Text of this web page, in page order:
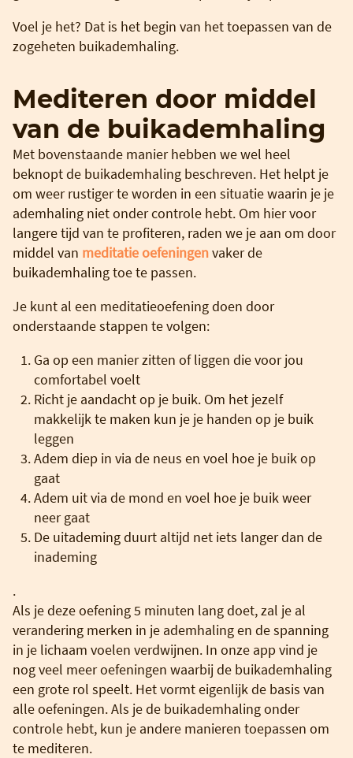
Voel je het? Dat is het begin van het toepassen van de
zogeheten buikademhaling.
Mediteren door middel
van de buikademhaling
Met bovenstaande manier hebben we wel heel
beknopt de buikademhaling beschreven. Het helpt je
om weer rustiger te worden in een situatie waarin je je
ademhaling niet onder controle hebt. Om hier voor
langere tijd van te profiteren, raden we je aan om door
middel van meditatie oefeningenvaker de
buikademhaling toe te passen.
Je kunt al een meditatieoefening doen door
onderstaande stappen te volgen:
Ga op een manier zitten of liggen die voor jou
comfortabel voelt
Richt je aandacht op je buik. Om het jezelf
makkelijk te maken kun je je handen op je buik
leggen
Adem diep in via de neus en voel hoe je buik op
gaat
Adem uit via de mond en voel hoe je buik weer
neer gaat
De uitademing duurt altijd net iets langer dan de
inademing
.
Als je deze oefening 5 minuten lang doet, zal je al
verandering merken in je ademhaling en de spanning
in je lichaam voelen verdwijnen. In onze app vind je
nog veel meer oefeningen waarbij de buikademhaling
een grote rol speelt. Het vormt eigenlijk de basis van
alle oefeningen. Als je de buikademhaling onder
controle hebt, kun je andere manieren toepassen om
te mediteren.